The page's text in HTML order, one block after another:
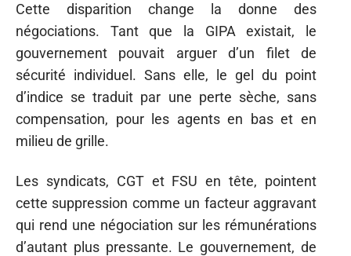
Cette disparition change la donne des
négociations. Tant que la GIPA existait, le
gouvernement pouvait arguer d’un filet de
sécurité individuel. Sans elle, le gel du point
d’indice se traduit par une perte sèche, sans
compensation, pour les agents en bas et en
milieu de grille.
Les syndicats, CGT et FSU en tête, pointent
cette suppression comme un facteur aggravant
qui rend une négociation sur les rémunérations
d’autant plus pressante. Le gouvernement, de